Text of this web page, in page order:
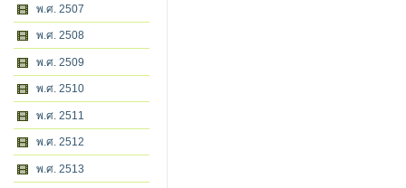
พ.ศ. 2507
พ.ศ. 2508
พ.ศ. 2509
พ.ศ. 2510
พ.ศ. 2511
พ.ศ. 2512
พ.ศ. 2513